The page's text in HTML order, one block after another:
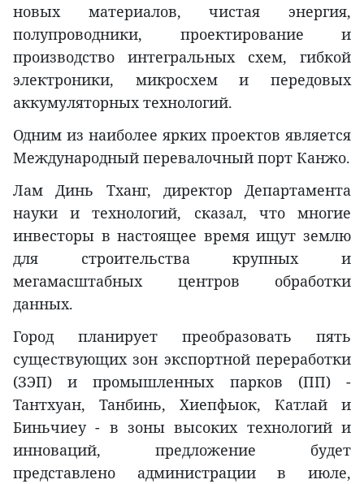
новых материалов, чистая энергия,
полупроводники, проектирование и
производство интегральных схем, гибкой
электроники, микросхем и передовых
аккумуляторных технологий.
Одним из наиболее ярких проектов является
Международный перевалочный порт Канжо.
Лам Динь Тханг, директор Департамента
науки и технологий, сказал, что многие
инвесторы в настоящее время ищут землю
для строительства крупных и
мегамасштабных центров обработки
данных.
Город планирует преобразовать пять
существующих зон экспортной переработки
(ЗЭП) и промышленных парков (ПП) -
Тантхуан, Танбинь, Хиепфыок, Катлай и
Биньчиеу - в зоны высоких технологий и
инноваций, предложение будет
представлено администрации в июле,